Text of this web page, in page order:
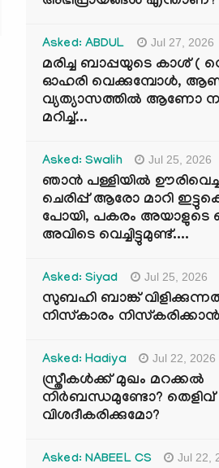
Asked: ABDUL Jul 27, 2026
മരിച്ച ബാപ്പയുടെ കാശ്
ഓഹരി വെക്കുമ്പോൾ,
വ്യത്യാസത്തില്‍ ആണോ
മറിച്ച്...
Asked: Swalih Jul 25, 2026
ഞാൻ പള്ളിയിൽ
ചെരിപ്പ് ആരോ മാറി
പോയി, പകരം അയാളുടെ
അവിടെ വെച്ചിട്ടുമുണ്ട്....
Asked: Siyad Jul 25, 2026
സുബഹി ബാങ്ക്
നിസ്കാരം നിസ്കരിക്കാൻ
Asked: Hadiya Jul 22, 2026
സ്ത്രീകൾക്ക് മുഖം മറക്കൽ
നിർബന്ധമുണ്ടോ?
വിശദീകരിക്കുമോ?
Asked: NABEEL CS Jul 22,